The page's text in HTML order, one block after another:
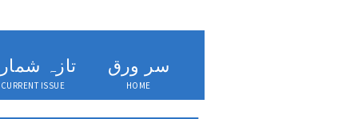
تازہ
CURRENT ISSUE
سر ورق
HOME